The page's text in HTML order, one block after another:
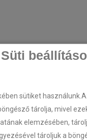
Süti
sütiket
tárolja, mivel
elemzésében,
tároljuk a